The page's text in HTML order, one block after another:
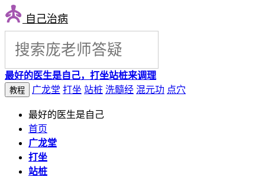
自己治病
最好的医生是自己，打坐站桩来调理
教程 广龙堂 打坐 站桩 洗髓经 混元功 点穴
最好的医生是自己
首页
广龙堂
打坐
站桩